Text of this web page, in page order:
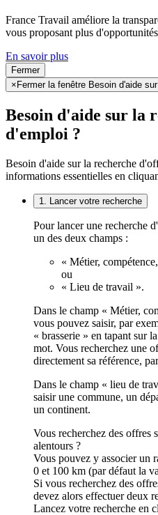
France Travail améliore la
vous proposant plus
En savoir plus
Fermer
× Fermer la fenêtre Besoin d'aide
Besoin d'aide sur la
d'emploi ?
Besoin d'aide sur la recherche
informations essentielles en
1. Lancer votre recherche
Pour lancer une recherche
un des deux champs :
« Métier,
ou
« Lieu de travail ».
Dans le champ « Métier,
vous pouvez saisir, par
« brasserie » en tapant sur
mot. Vous recherchez une
directement sa référence,
Dans le champ « lieu de
saisir une commune, un
un continent.
Vous recherchez des offres
alentours ?
Vous pouvez y associer un
0 et 100 km (par défaut la
Si vous recherchez des
devez alors effectuer deux
Lancez votre recherche en